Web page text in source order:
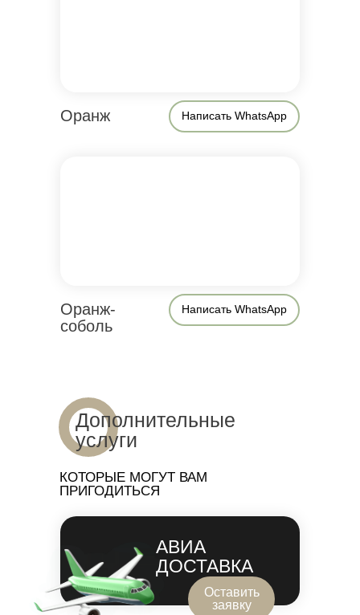
Оранж
Оранж-
соболь
Написать WhatsApp
Написать WhatsApp
Дополнительные
услуги
КОТОРЫЕ МОГУТ ВАМ
ПРИГОДИТЬСЯ
АВИА
ДОСТАВКА
Оставить
заявку